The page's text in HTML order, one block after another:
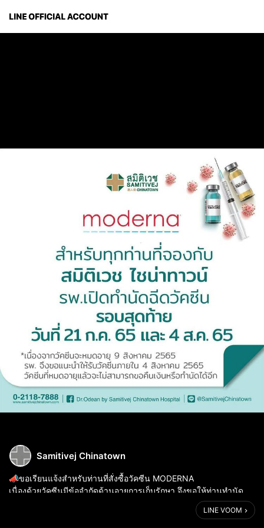
Samitivej Chinatown
📣ขอเรียนแจ้งสำหรับท่านที่สั่งซื้อวัคซีน MODERNA
เนื่องด้วยวัคซีนมีข้อจำกัดด้านอายุการเก็บรักษา จึงขอให้ท่านทำนัด
หมายหรือ Walk-In เพื่อเข้ามารับบริการได้ภายในวันที่ 21 ก.ค. และ 4
LINE VOOM